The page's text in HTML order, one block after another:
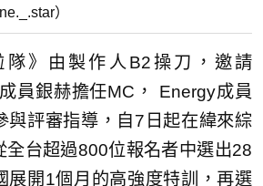
）
隊》由製作人B2操刀，邀請
員銀赫擔任MC， Energy成員
與評審指導，自7日起在緯來綜
全台超過800位報名者中選出28
展開1個月的高強度特訓，再選